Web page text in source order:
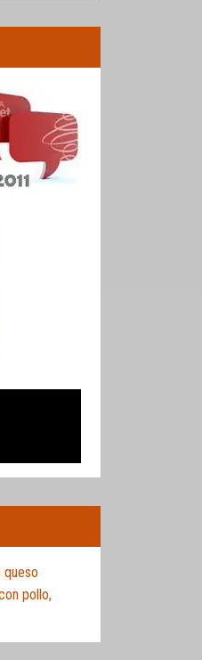
queso
pollo,